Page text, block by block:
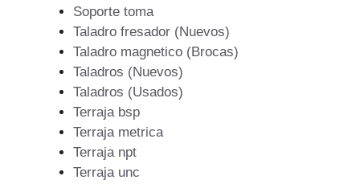
Soporte toma
Taladro fresador (Nuevos)
Taladro magnetico (Brocas)
Taladros (Nuevos)
Taladros (Usados)
Terraja bsp
Terraja metrica
Terraja npt
Terraja unc